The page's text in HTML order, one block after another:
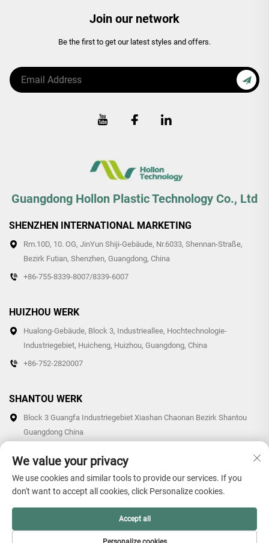
Join our network
Be the first to get our latest styles and offers.
Guangdong Hollon Plastic Technology Co., Ltd
SHENZHEN INTERNATIONAL MARKETING
Rm.10D, 10. OG, JinYun Shiji-Gebäude, Nr.6033, Shennan-Straße,
Bezirk Futian, Shenzhen, Guangdong, China
+86-755-8339-8007/8339-6007
HUIZHOU WERK
Hualong-Gebäude, Block 3, Industrieallee, Hochtechnologie-
Industriegebiet, Huicheng, Huizhou, Guangdong, China
+86-752-2820007
SHANTOU WERK
Block 3 Guangfa Industriegebiet Xiashan Chaonan Bezirk Shantou
Guangdong China
Copyright © 2025 Guangdong Hollon Plastic Technology Co., Ltd.
Alle Rechte vorbehalten. -
We value your privacy
We use cookies and similar tools to provide our services. If you
don't want to accept all cookies, click Personalize cookies.
Accept all